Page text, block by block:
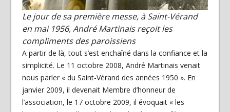
Le jour de sa première messe, à Saint-Vérand
en mai 1956, André Martinais reçoit les
compliments des paroissiens
A partir de là, tout s’est enchaîné dans la confiance et la
simplicité. Le 11 octobre 2008, André Martinais venait
nous parler « du Saint-Vérand des années 1950 ». En
janvier 2009, il devenait Membre d’honneur de
l’association, le 17 octobre 2009, il évoquait « les